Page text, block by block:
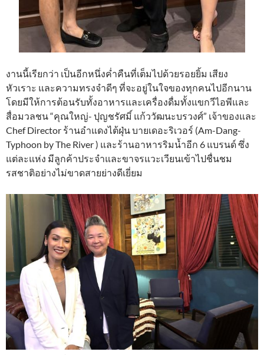
งานนี้เรียกว่า เป็นอีกหนึ่งค่ำคืนที่เต็มไปด้วยรอยยิ้ม เสียง
หัวเราะ และความทรงจำดีๆ ที่จะอยู่ในใจของทุกคนไปอีกนาน
โดยมีให้การต้อนรับทั้งอาหารและเครื่องดื่มทั้งแขกวีไอพีและ
สื่อมวลชน “คุณใหญ่- ปุญชรัศมิ์ แก้ววัฒนะบรวงศ์” เจ้าของและ
Chef Director ร้านอำแดงไต้ฝุ่น บายเดอะริเวอร์ (Am-Dang-
Typhoon by The River ) และร้านอาหารริมน้ำอีก 6 แบรนด์ ซึ่ง
แต่ละแห่ง มีลูกค้าประจำและขาจรแวะเวียนเข้าไปชื่นชม
รสชาติอย่างไม่ขาดสายย่างดีเยี่ยม